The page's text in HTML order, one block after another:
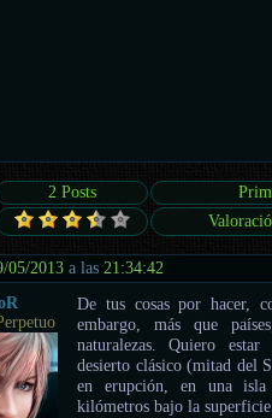
2 Posts
05/2013 a las21:34:42
De tus cosas por hacer,
embargo, más que
naturalezas. Quiero estar
desierto clásico (mitad del
en erupción, en una isla
kilómetros bajo la